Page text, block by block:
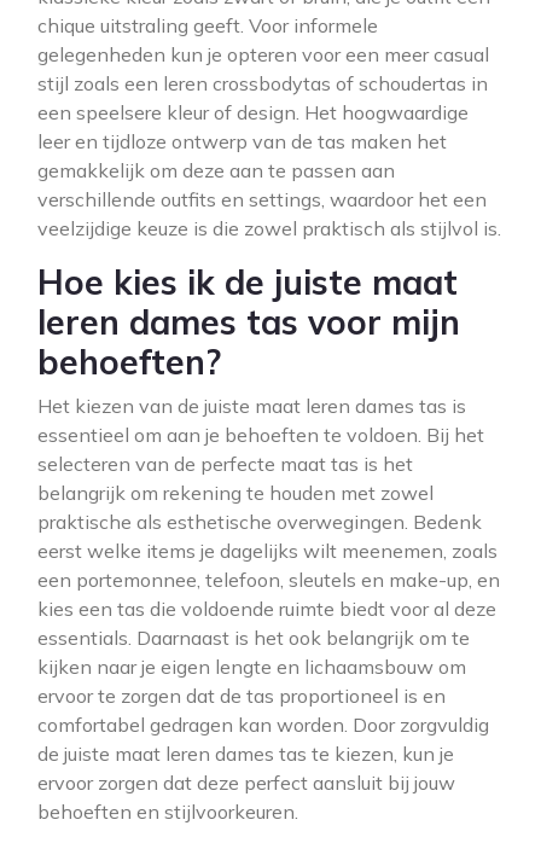
chique uitstraling geeft. Voor informele
gelegenheden kun je opteren voor een meer casual
stijl zoals een leren crossbodytas of schoudertas in
een speelsere kleur of design. Het hoogwaardige
leer en tijdloze ontwerp van de tas maken het
gemakkelijk om deze aan te passen aan
verschillende outfits en settings, waardoor het een
veelzijdige keuze is die zowel praktisch als stijlvol is.
Hoe kies ik de juiste maat
leren dames tas voor mijn
behoeften?
Het kiezen van de juiste maat leren dames tas is
essentieel om aan je behoeften te voldoen. Bij het
selecteren van de perfecte maat tas is het
belangrijk om rekening te houden met zowel
praktische als esthetische overwegingen. Bedenk
eerst welke items je dagelijks wilt meenemen, zoals
een portemonnee, telefoon, sleutels en make-up, en
kies een tas die voldoende ruimte biedt voor al deze
essentials. Daarnaast is het ook belangrijk om te
kijken naar je eigen lengte en lichaamsbouw om
ervoor te zorgen dat de tas proportioneel is en
comfortabel gedragen kan worden. Door zorgvuldig
de juiste maat leren dames tas te kiezen, kun je
ervoor zorgen dat deze perfect aansluit bij jouw
behoeften en stijlvoorkeuren.